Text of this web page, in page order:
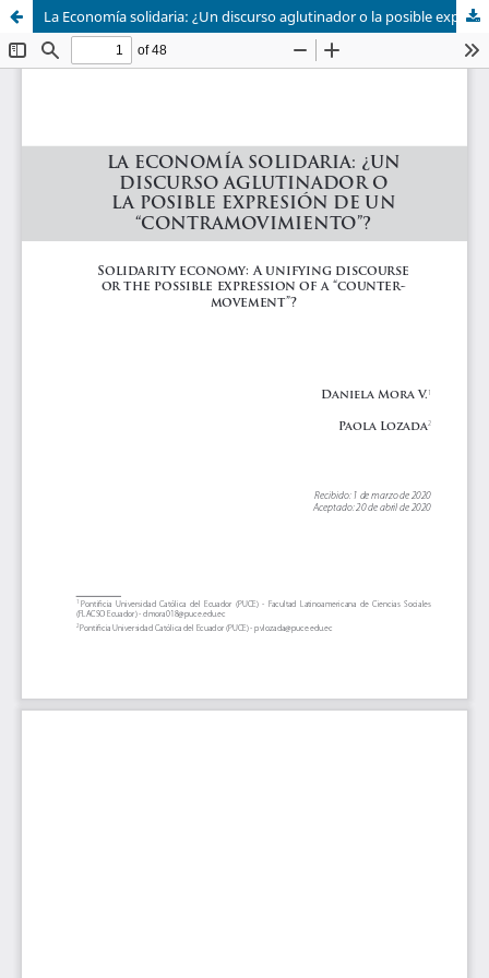
La Economía solidaria: ¿Un discurso aglutinador o la posible expresión de un “contramovimiento”?